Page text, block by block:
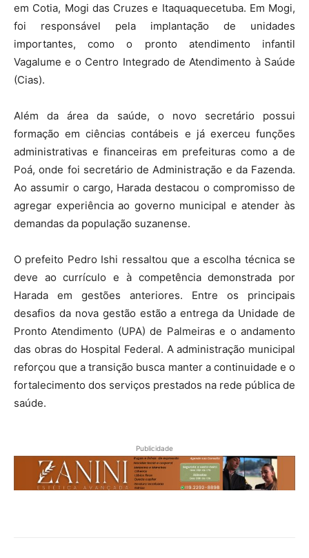
em Cotia, Mogi das Cruzes e Itaquaquecetuba. Em Mogi,
foi responsável pela implantação de unidades
importantes, como o pronto atendimento infantil
Vagalume e o Centro Integrado de Atendimento à Saúde
(Cias).
Além da área da saúde, o novo secretário possui
formação em ciências contábeis e já exerceu funções
administrativas e financeiras em prefeituras como a de
Poá, onde foi secretário de Administração e da Fazenda.
Ao assumir o cargo, Harada destacou o compromisso de
agregar experiência ao governo municipal e atender às
demandas da população suzanense.
O prefeito Pedro Ishi ressaltou que a escolha técnica se
deve ao currículo e à competência demonstrada por
Harada em gestões anteriores. Entre os principais
desafios da nova gestão estão a entrega da Unidade de
Pronto Atendimento (UPA) de Palmeiras e o andamento
das obras do Hospital Federal. A administração municipal
reforçou que a transição busca manter a continuidade e o
fortalecimento dos serviços prestados na rede pública de
saúde.
Publicidade